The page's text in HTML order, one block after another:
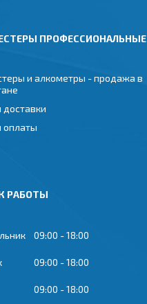
ПРОФЕССИОНАЛЬНЫЕ
и алкометры - продажа в
доставки
оплаты
РАБОТЫ
09:00 18:00
09:00 18:00
09:00 18:00